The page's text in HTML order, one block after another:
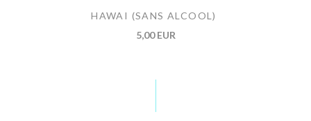
HAWAI (SANS ALCOOL)
5,00 EUR